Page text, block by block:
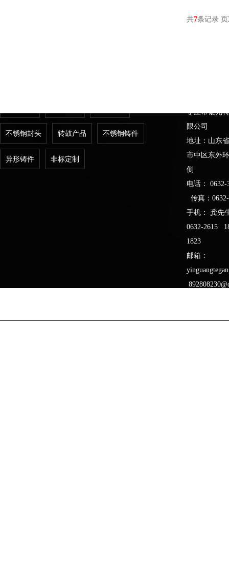
共7条记录
不锈钢封头 转鼓产品 不锈钢铸件
异形铸件 非标定制
枣庄市银光
限公司
地址：山东
市中区东外
侧
电话： 0632-
传真：
手机： 龚先
0632-2615
1823
邮箱：